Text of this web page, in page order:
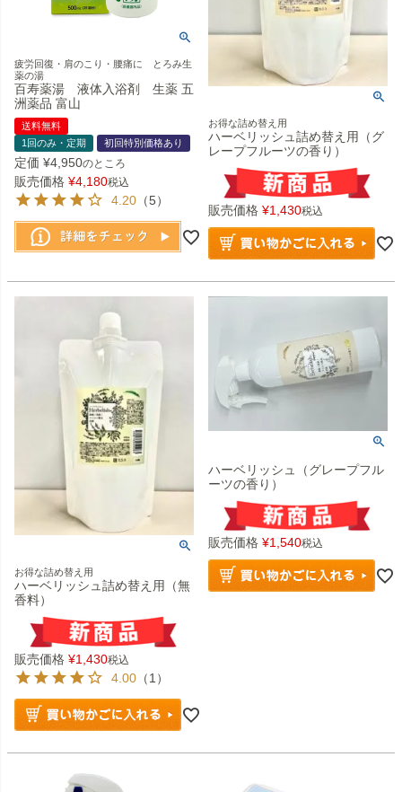
疲労回復・肩のこり・腰痛に とろみ生
薬の湯
百寿薬湯 液体入浴剤 生薬 五
洲薬品 富山
送料無料
1回のみ・定期
初回特別価格あり
定価 ¥4,950のところ
販売価格 ¥4,180税込
4.20 （5）
お得な詰め替え用
ハーベリッシュ詰め替え用（グ
レープフルーツの香り）
販売価格 ¥1,430税込
お得な詰め替え用
ハーベリッシュ詰め替え用（無
香料）
販売価格 ¥1,430税込
4.00 （1）
ハーベリッシュ（グレープフル
ーツの香り）
販売価格 ¥1,540税込